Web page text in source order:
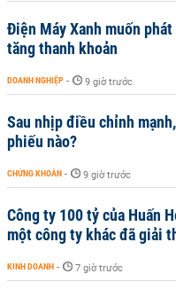
Điện Máy Xanh muốn
tăng thanh khoản
DOANH NGHIỆP - 9 giờ trước
Sau nhịp điều chỉnh
phiếu nào?
CHỨNG KHOÁN - 9 giờ trước
Công ty 100 tỷ của Huấn
một công ty khác đã giải
KINH DOANH - 7 giờ trước